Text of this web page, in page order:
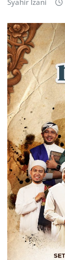
Syahir Izani